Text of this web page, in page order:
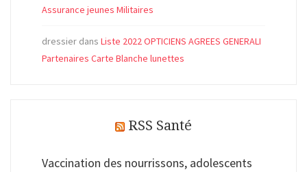
Assurance jeunes Militaires
dressier dans Liste 2022 OPTICIENS AGREES GENERALI
Partenaires Carte Blanche lunettes
RSS Santé
Vaccination des nourrissons, adolescents